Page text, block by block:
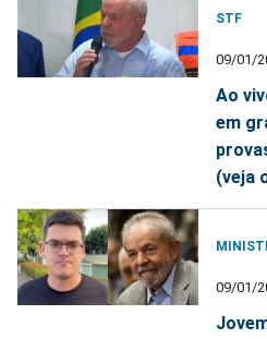
STF
09/01/
Ao
em
(veja
09/01/